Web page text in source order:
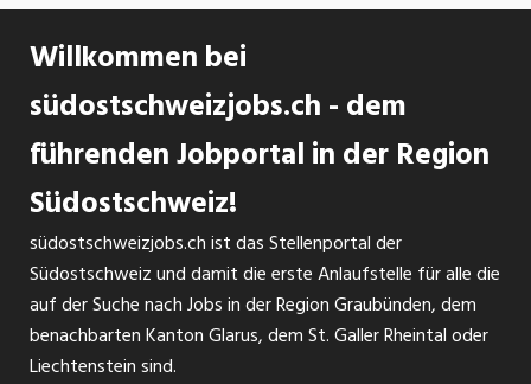
Willkommen bei
südostschweizjobs.ch - dem
führenden Jobportal in der Region
Südostschweiz!
südostschweizjobs.ch ist das Stellenportal der
Südostschweiz und damit die erste Anlaufstelle für alle die
auf der Suche nach Jobs in der Region Graubünden, dem
benachbarten Kanton Glarus, dem St. Galler Rheintal oder
Liechtenstein sind.